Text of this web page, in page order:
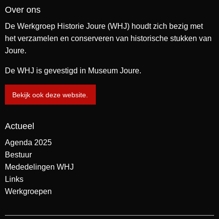
Over ons
De Werkgroep Historie Joure (WHJ) houdt zich bezig met
het verzamelen en conserveren van historische stukken van
Joure.
De WHJ is gevestigd in Museum Joure.
Bekijk ook deze website.
Actueel
Agenda 2025
Bestuur
Mededelingen WHJ
Links
Werkgroepen